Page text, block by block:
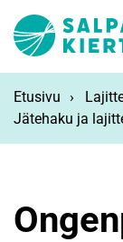
Etusivu
Jätehaku ja